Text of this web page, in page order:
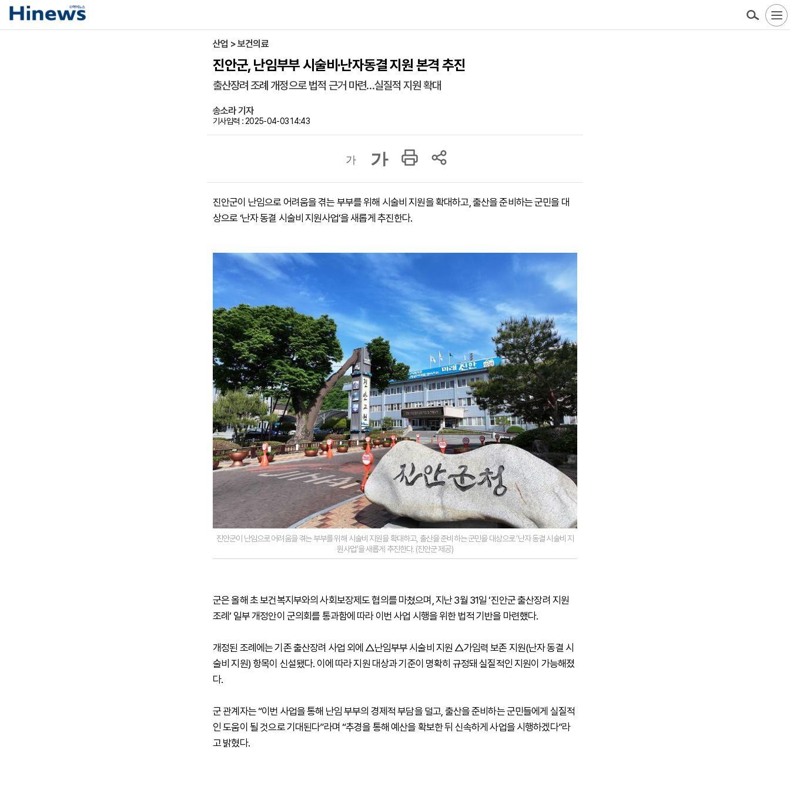
산업 > 보건의료
진안군, 난임부부 시술비·난자동결 지원 본격 추진
출산장려 조례 개정으로 법적 근거 마련…실질적 지원 확대
송소라 기자
기사입력 : 2025-04-03 14:43
가 가
진안군이 난임으로 어려움을 겪는 부부를 위해 시술비 지원을 확대하고, 출산을 준비하는 군민을 대
상으로 ‘난자 동결 시술비 지원사업’을 새롭게 추진한다.
진안군이 난임으로 어려움을 겪는 부부를 위해 시술비 지원을 확대하고, 출산을 준비하는 군민을 대상으로 ‘난자 동결 시술비 지
원사업’을 새롭게 추진한다. (진안군 제공)
군은 올해 초 보건복지부와의 사회보장제도 협의를 마쳤으며, 지난 3월 31일 ‘진안군 출산장려 지원
조례’ 일부 개정안이 군의회를 통과함에 따라 이번 사업 시행을 위한 법적 기반을 마련했다.
개정된 조례에는 기존 출산장려 사업 외에 △난임부부 시술비 지원 △가임력 보존 지원(난자 동결 시
술비 지원) 항목이 신설됐다. 이에 따라 지원 대상과 기준이 명확히 규정돼 실질적인 지원이 가능해졌
다.
군 관계자는 “이번 사업을 통해 난임 부부의 경제적 부담을 덜고, 출산을 준비하는 군민들에게 실질적
인 도움이 될 것으로 기대된다”라며 “추경을 통해 예산을 확보한 뒤 신속하게 사업을 시행하겠다”라
고 밝혔다.